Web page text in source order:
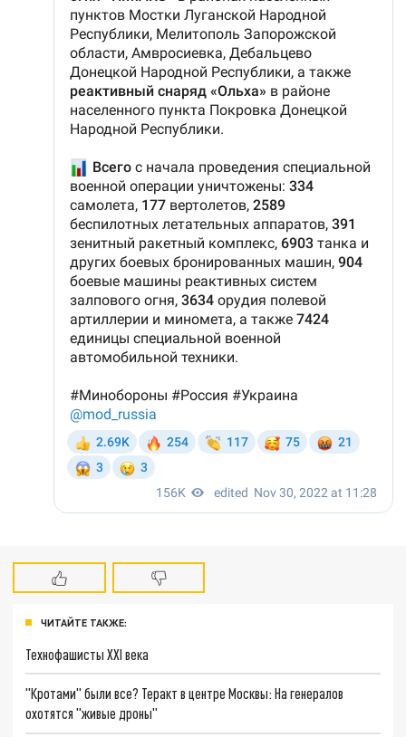
ЧИТАЙТЕ ТАКЖЕ:
Технофашисты XXI века
"Кротами" были все? Теракт в центре Москвы: На генералов
охотятся "живые дроны"